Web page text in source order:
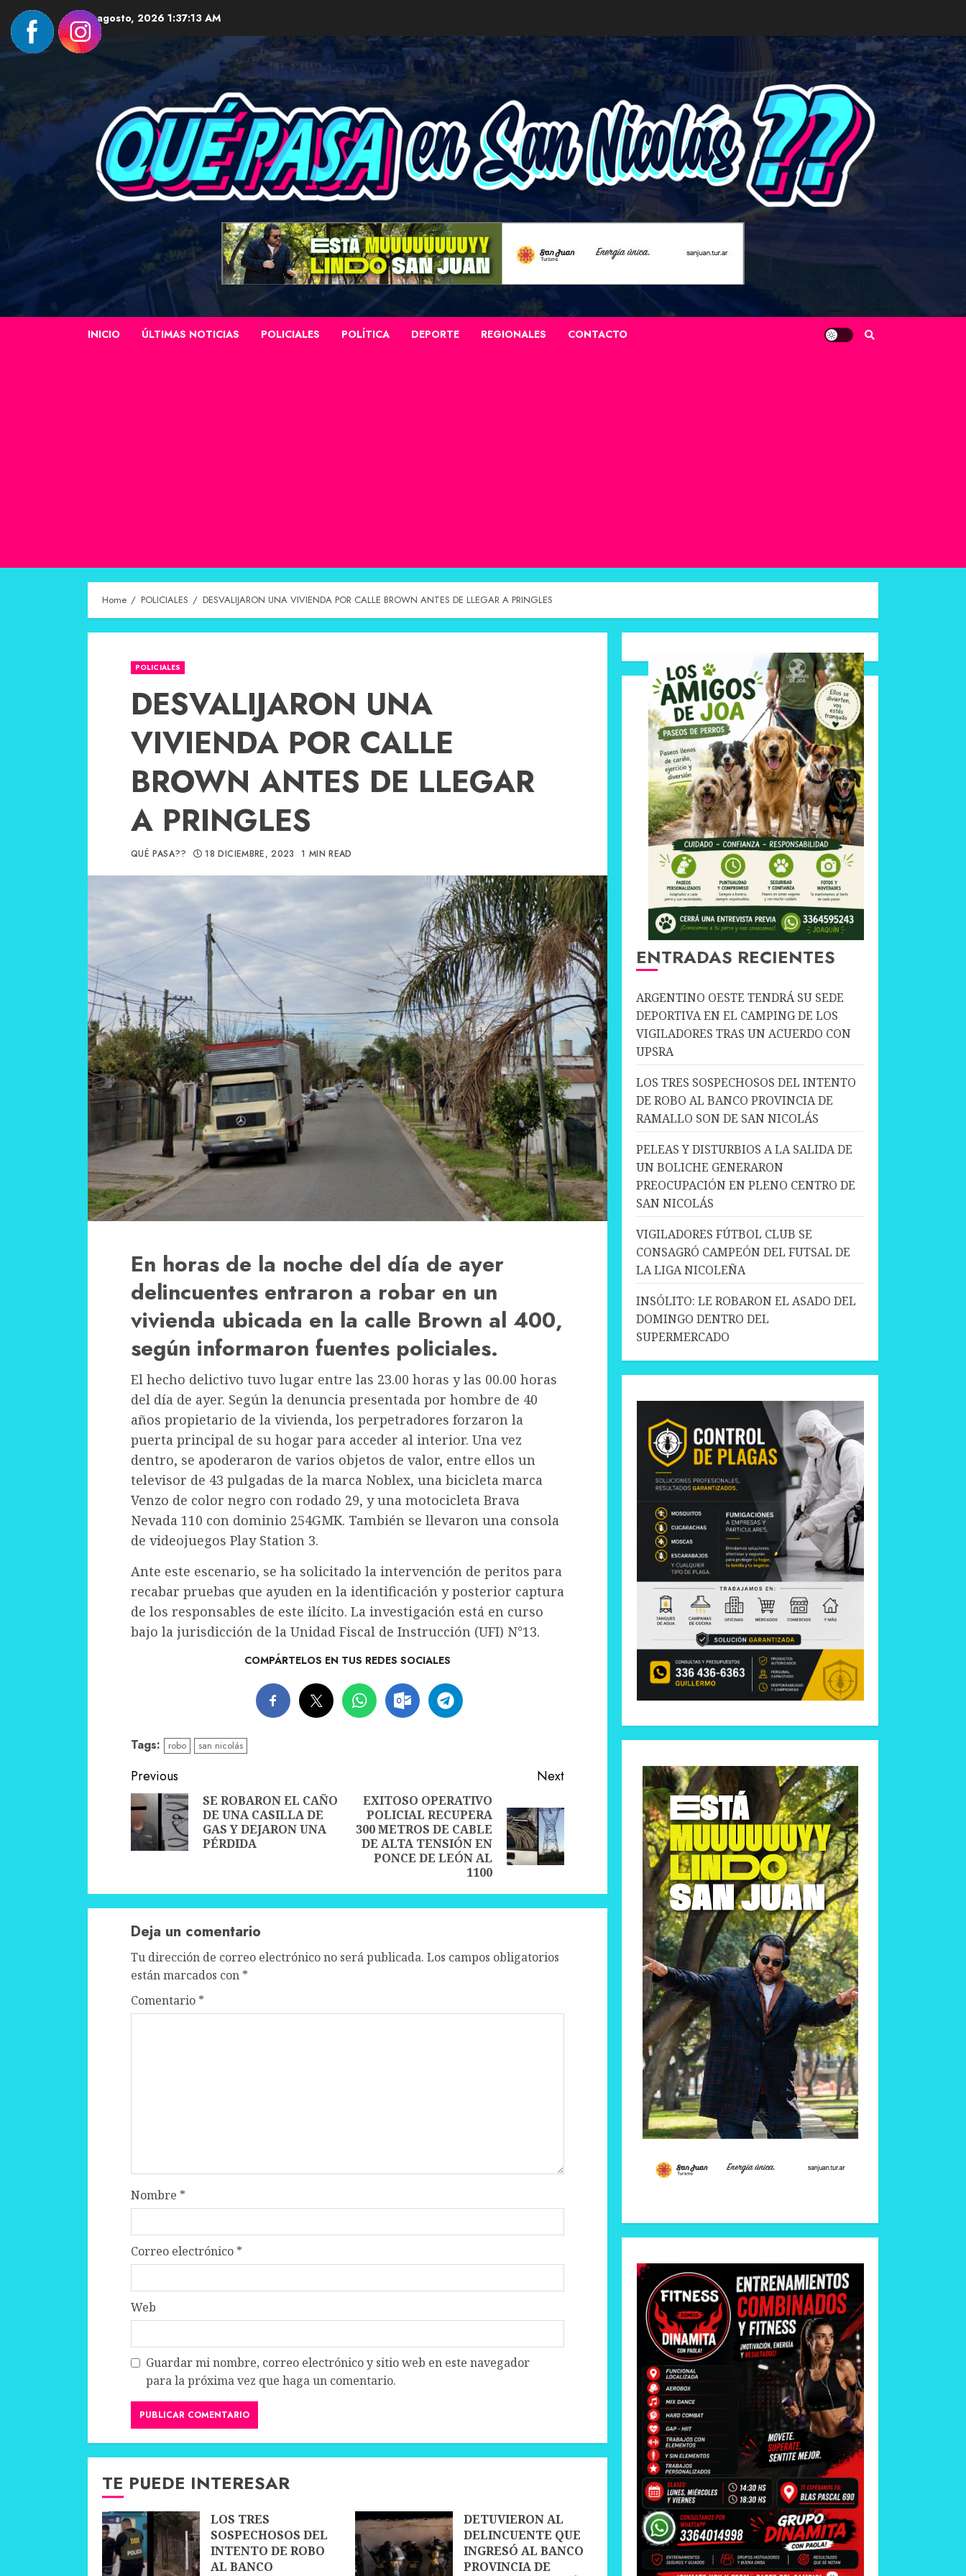
content
5 agosto, 2026 1:37:15 AM
INICIO ÚLTIMAS NOTICIAS POLICIALES POLÍTICA DEPORTE REGIONALES CONTACTO
Home POLICIALES DESVALIJARON UNA VIVIENDA POR CALLE BROWN ANTES DE LLEGAR A PRINGLES
POLICIALES
DESVALIJARON UNA
VIVIENDA POR CALLE
BROWN ANTES DE LLEGAR
A PRINGLES
QUÉ PASA?? 18 DICIEMBRE, 2023 1 MIN READ
En horas de la noche del día de ayer
delincuentes entraron a robar en un
vivienda ubicada en la calle Brown al 400,
según informaron fuentes policiales.
El hecho delictivo tuvo lugar entre las 23.00 horas y las 00.00 horas
del día de ayer. Según la denuncia presentada por hombre de 40
años propietario de la vivienda, los perpetradores forzaron la
puerta principal de su hogar para acceder al interior. Una vez
dentro, se apoderaron de varios objetos de valor, entre ellos un
televisor de 43 pulgadas de la marca Noblex, una bicicleta marca
Venzo de color negro con rodado 29, y una motocicleta Brava
Nevada 110 con dominio 254GMK. También se llevaron una consola
de videojuegos Play Station 3.
Ante este escenario, se ha solicitado la intervención de peritos para
recabar pruebas que ayuden en la identificación y posterior captura
de los responsables de este ilícito. La investigación está en curso
bajo la jurisdicción de la Unidad Fiscal de Instrucción (UFI) N°13.
COMPÁRTELOS EN TUS REDES SOCIALES
Tags: robo san nicolás
Continue
Reading
Previous
Previous
post:
SE ROBARON EL CAÑO
DE UNA CASILLA DE
GAS Y DEJARON UNA
PÉRDIDA
Next
Next
post:
EXITOSO OPERATIVO
POLICIAL RECUPERA
300 METROS DE CABLE
DE ALTA TENSIÓN EN
PONCE DE LEÓN AL
1100
Deja un comentario
Tu dirección de correo electrónico no será publicada. Los campos obligatorios
están marcados con *
Comentario *
Nombre *
Correo electrónico *
Web
Guardar mi nombre, correo electrónico y sitio web en este navegador
para la próxima vez que haga un comentario.
TE PUEDE INTERESAR
LOS TRES
SOSPECHOSOS DEL
INTENTO DE ROBO
AL BANCO
DETUVIERON AL
DELINCUENTE QUE
INGRESÓ AL BANCO
PROVINCIA DE
ENTRADAS RECIENTES
ARGENTINO OESTE TENDRÁ SU SEDE
DEPORTIVA EN EL CAMPING DE LOS
VIGILADORES TRAS UN ACUERDO CON
UPSRA
LOS TRES SOSPECHOSOS DEL INTENTO
DE ROBO AL BANCO PROVINCIA DE
RAMALLO SON DE SAN NICOLÁS
PELEAS Y DISTURBIOS A LA SALIDA DE
UN BOLICHE GENERARON
PREOCUPACIÓN EN PLENO CENTRO DE
SAN NICOLÁS
VIGILADORES FÚTBOL CLUB SE
CONSAGRÓ CAMPEÓN DEL FUTSAL DE
LA LIGA NICOLEÑA
INSÓLITO: LE ROBARON EL ASADO DEL
DOMINGO DENTRO DEL
SUPERMERCADO